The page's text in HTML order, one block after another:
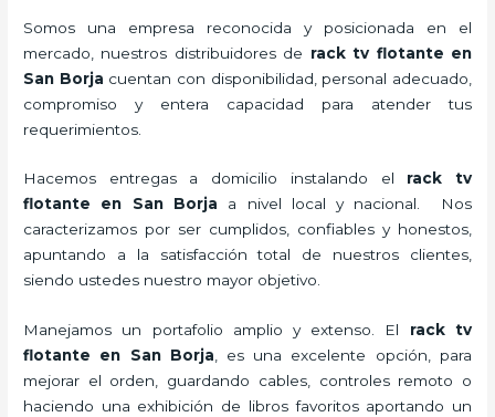
Somos una empresa reconocida y posicionada en el
mercado, nuestros distribuidores de rack tv flotante en
San Borja cuentan con disponibilidad, personal adecuado,
compromiso y entera capacidad para atender tus
requerimientos.
Hacemos entregas a domicilio instalando el rack tv
flotante en San Borja a nivel local y nacional.
Nos
caracterizamos por ser cumplidos, confiables y honestos,
apuntando a la satisfacción total de nuestros clientes,
siendo ustedes nuestro mayor objetivo.
Manejamos un portafolio amplio y extenso. El rack tv
flotante en San Borja, es una excelente opción, para
mejorar el orden, guardando cables, controles remoto o
haciendo una exhibición de libros favoritos aportando un